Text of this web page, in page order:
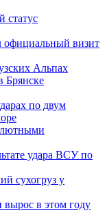
статус
официальный визит
Альпах
Брянске
по двум
удара ВСУ по
сухогруз у
вырос в этом году